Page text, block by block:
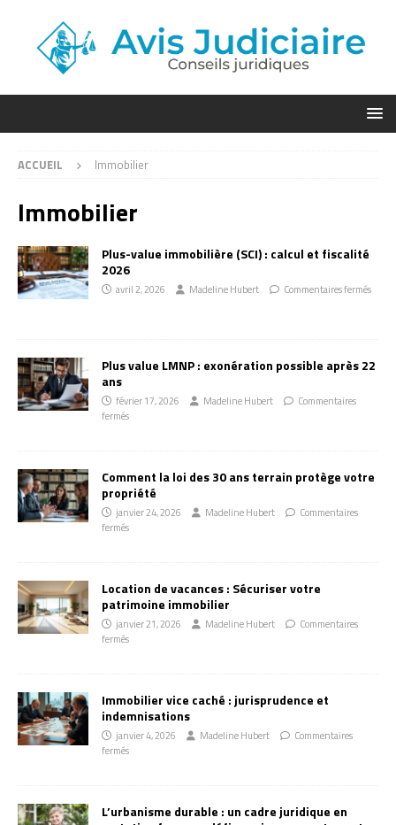
ACCUEIL Immobilier
Immobilier
Plus-value immobilière (SCI) : calcul et fiscalité
2026
avril 2, 2026 Madeline Hubert Commentaires fermés
Plus value LMNP : exonération possible après 22
ans
février 17, 2026 Madeline Hubert
Commentaires
fermés
Comment la loi des 30 ans terrain protège votre
propriété
janvier 24, 2026 Madeline Hubert
Commentaires
fermés
Location de vacances : Sécuriser votre
patrimoine immobilier
janvier 21, 2026 Madeline Hubert
Commentaires
fermés
Immobilier vice caché : jurisprudence et
indemnisations
janvier 4, 2026 Madeline Hubert
Commentaires
fermés
L’urbanisme durable : un cadre juridique en